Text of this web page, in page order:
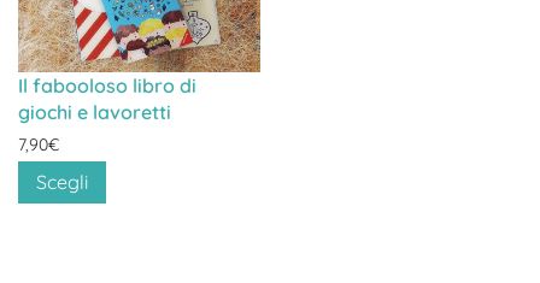
Il fabooloso libro di
giochi e lavoretti
7,90€
Scegli